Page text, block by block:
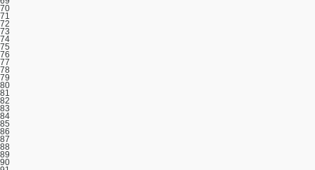
70
71
72
73
74
75
76
77
78
79
80
81
82
83
84
85
86
87
88
89
90